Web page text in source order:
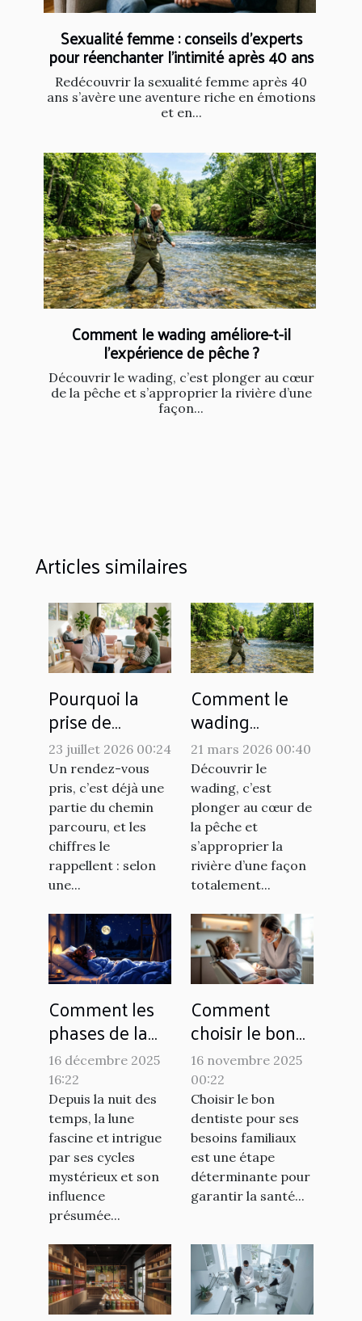
Sexualité femme : conseils d’experts
pour réenchanter l’intimité après 40 ans
Redécouvrir la sexualité femme après 40
ans s’avère une aventure riche en émotions
et en...
Comment le wading améliore-t-il
l'expérience de pêche ?
Découvrir le wading, c’est plonger au cœur
de la pêche et s’approprier la rivière d’une
façon...
Articles similaires
Pourquoi la
prise de
rendez-vous
pèse-t-elle
autant dans la
réussite d’une
consultation ?
23 juillet 2026 00:24
Un rendez-vous
pris, c’est déjà une
partie du chemin
parcouru, et les
chiffres le
rappellent : selon
une...
Comment le
wading
améliore-t-il
l'expérience de
pêche ?
21 mars 2026 00:40
Découvrir le
wading, c’est
plonger au cœur de
la pêche et
s’approprier la
rivière d’une façon
totalement...
Comment les
phases de la
lune affectent-
elles nos
habitudes de
sommeil ?
16 décembre 2025
16:22
Depuis la nuit des
temps, la lune
fascine et intrigue
par ses cycles
mystérieux et son
influence
présumée...
Comment
choisir le bon
dentiste pour
vos besoins
familiaux ?
16 novembre 2025
00:22
Choisir le bon
dentiste pour ses
besoins familiaux
est une étape
déterminante pour
garantir la santé...